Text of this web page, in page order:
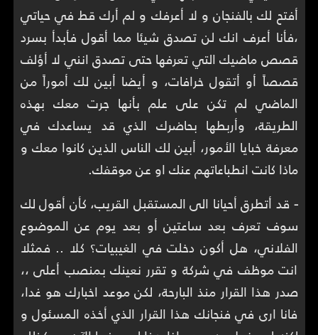
أفتح لك بالفنجان و لا أعرفك و لم أرك قط في حياتي
،فأنا أعرف انك لن تصدق شيئا مما أقول فأبدأ بسرد
قصص ماضيك التي تعرفها حتى تصدق انني لا أؤلف
قصصاً أو أتقول خرافات، و أيضا أبين لك أموراً من
الماضي لم تكن على علم بأنها جرت معك بهذه
الطريقة، وأربطها بحاضرك الذي قد يساعدك في
معرفة خبايا الأمور، أبين لك الناس الذين كانوا معك و
ماذا كانت انطباعاتهم عنك او عن موقفك.
- قد أتطرق أحيانا الى المستقبل القريب، كأن أقول لك
سوف تعرف بعد ساعتين أو بعد يوم عن الموضوع
الفلاني، هل أكون دخلت في الغيبيات؟ كلا .. فمثلا
انت موظف في شركة و تقرر نعينك بمنصب أعلى ،،
صدر هذا القرار منذ البارحة، لكن موعد اخبارك هو غدا،
فانا ارى في فنجانك هذا القرار الذي أخذه المسئول و